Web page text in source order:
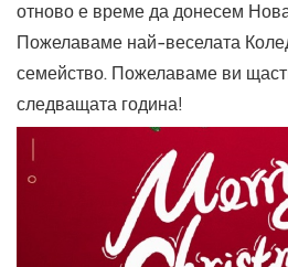
отново е време да донесем
Пожелаваме най-веселата
семейство. Пожелаваме ви
следващата година!